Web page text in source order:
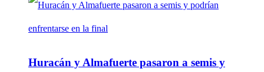
Huracán y Almafuerte pasaron a semis y